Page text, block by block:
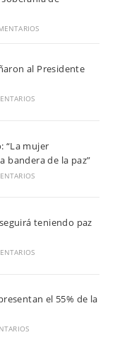
al Presidente
“La mujer
bandera de la paz”
teniendo paz
el 55% de la